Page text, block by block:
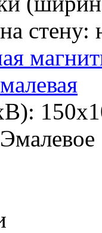
стену: